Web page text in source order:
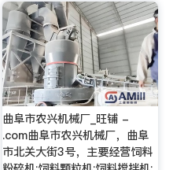
曲阜市农兴机械厂_旺铺 -
.com曲阜市农兴机械厂，曲阜
市北关大街3号，主要经营饲料